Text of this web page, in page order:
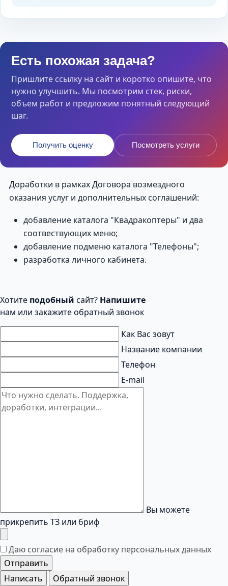
Есть похожая задача?
Пришлите ссылку на сайт и коротко опишите, что
нужно улучшить. Мы посмотрим стек, риски,
объем работ и предложим понятный следующий
шаг.
Получить оценку Посмотреть услуги
Доработки в рамках Договора возмездного
оказания услуг и дополнительных соглашений:
добавление каталога "Квадракоптеры" и два
соотвествующих меню;
добавление подменю каталога "Телефоны";
разработка личного кабинета.
Хотите подобный сайт? Напишите
нам или закажите обратный звонок
Как Вас зовут
Название компании
Телефон
E-mail
Вы можете
прикрепить ТЗ или бриф
Даю согласие на обработку персональных данных
Отправить
Написать
Обратный звонок